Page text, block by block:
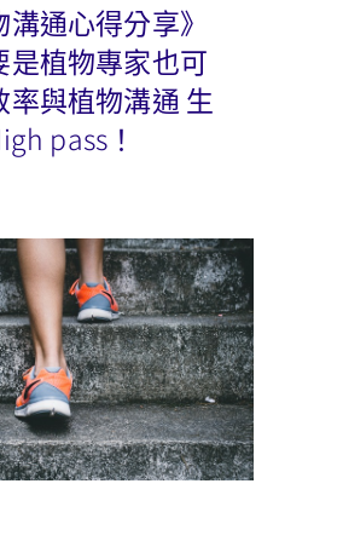
溝通心得分享》
是植物專家也可
率與植物溝通 生
pass！